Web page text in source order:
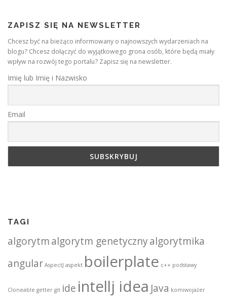
ZAPISZ SIĘ NA NEWSLETTER
Chcesz być na bieżąco informowany o najnowszych wydarzeniach na
blogu? Chcesz dołączyć do wyjątkowego grona osób, które będą miały
wpływ na rozwój tego portalu? Zapisz się na newsletter.
Imię lub Imię i Nazwisko
Email
TAGI
algorytmalgorytm genetycznyalgorytmika
angular AspectJ aspekt boilerplate c++ podstawy
Cloneable getter git ide intellj idea Java komiwojażer